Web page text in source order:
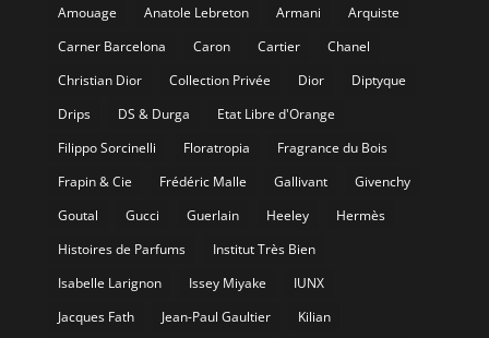
Amouage Anatole Lebreton Armani
Arquiste
Carner Barcelona
Caron Cartier
Chanel
Christian Dior
Collection Privée Dior
Diptyque
Drips
DS & Durga
Etat Libre d'Orange
Filippo Sorcinelli
Floratropia
Fragrance du Bois
Frapin & Cie
Frédéric Malle Gallivant
Givenchy
Goutal
Gucci Guerlain Heeley
Hermès
Histoires de Parfums
Institut Très Bien
Isabelle Larignon
Issey Miyake
IUNX
Jacques Fath
Jean-Paul Gaultier
Kilian